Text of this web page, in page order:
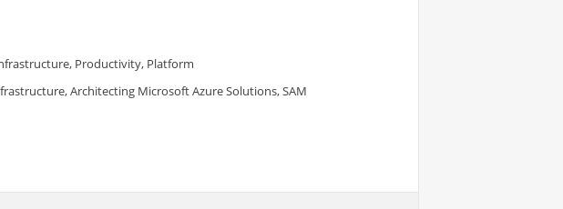
Productivity, Platform
Architecting Microsoft Azure Solutions, SAM